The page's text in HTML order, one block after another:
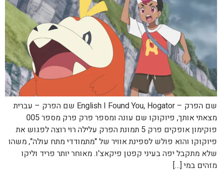
שם הפרק – English I Found You, Hogator שם הפרק – עברית
מצאתי אותך, פיוקוקו שם עונה ומספר פרק פרק מספר 005
פוקימון אופקים פרק 5 תמונת הפרק עלילה רוי רוצה לפגוש את
פיוקוקו והוא פולש לספינת אוויר של "מתמודדי מתח עולה", משהו
שלא מתקבל יפה בעיני קפטן פיקאצ'ו. מאוחר יותר פריד וליקו
מזהים במי […]